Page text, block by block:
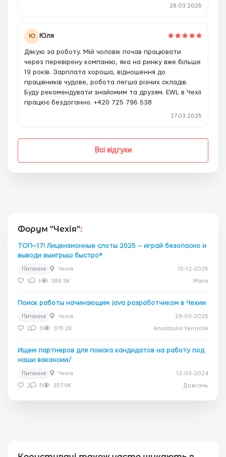
28.03.2025
Ю Юля
Дякую за роботу. Мій чоловік почав працювати
через перевірену компанію, яка на ринку вже більше
19 років. Зарплата хороша, відношення до
працівників чудове, робота легша різних складів.
Буду рекомендувати знайомим та друзям. EWL в Чехії
працює бездоганно. +420 725 796 538
27.03.2025
Всі відгуки
Форум "Чехія":
ТОП~17! Лицензионные слоты 2025 – играй безопасно и
выводи выигрыш быстро*
Питання Чехія 15-12-2025
1 1 386.9K Maria
Поиск работы начинающим java разработчиком в Чехии
Питання Чехія 29-09-2025
2 0 376.2K Anastasiia Yermolik
Ищем партнеров для поиска кандидатов на работу под
наши вакансии/
Питання Чехія 12-03-2024
2 5 357.9K Довгань